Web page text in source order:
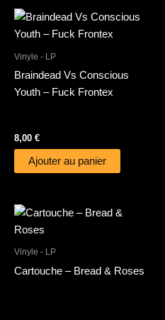
Vinyle - LP
Braindead Vs Conscious
Youth – Fuck Frontex
8,00 €
Ajouter au panier
Vinyle - LP
Cartouche – Bread & Roses